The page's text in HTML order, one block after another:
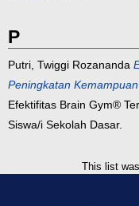
P
Putri, Twiggi Rozananda
Peningkatan
Efektifitas Brain Gym®
Siswa/i Sekolah Dasar.
This list